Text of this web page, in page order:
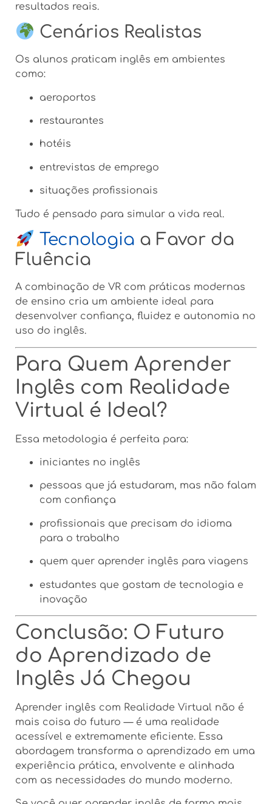
resultados reais.
Cenários Realistas
Os alunos praticam inglês em ambientes
como:
aeroportos
restaurantes
hotéis
entrevistas de emprego
situações profissionais
Tudo é pensado para simular a vida real.
Tecnologia a Favor da
Fluência
A combinação de VR com práticas modernas
de ensino cria um ambiente ideal para
desenvolver confiança, fluidez e autonomia no
uso do inglês.
Para Quem Aprender
Inglês com Realidade
Virtual é Ideal?
Essa metodologia é perfeita para:
iniciantes no inglês
pessoas que já estudaram, mas não falam
com confiança
profissionais que precisam do idioma
para o trabalho
quem quer aprender inglês para viagens
estudantes que gostam de tecnologia e
inovação
Conclusão: O Futuro
do Aprendizado de
Inglês Já Chegou
Aprender inglês com Realidade Virtual não é
mais coisa do futuro — é uma realidade
acessível e extremamente eficiente. Essa
abordagem transforma o aprendizado em uma
experiência prática, envolvente e alinhada
com as necessidades do mundo moderno.